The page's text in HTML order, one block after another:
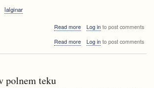
lalginar
Read moreabout
diplomskih
Log into post comments
Read moreabout
Log into post comments
polnem teku